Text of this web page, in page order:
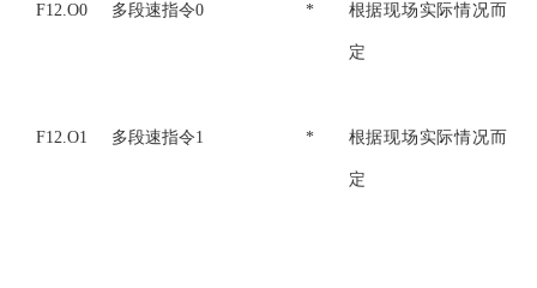
F12.O0 多段速指令0 * 根据现场实际情况而
定
F12.O1 多段速指令1 * 根据现场实际情况而
定